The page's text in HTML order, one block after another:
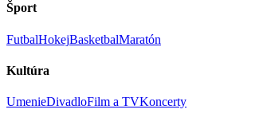
Šport
FutbalHokejBasketbalMaratón
Kultúra
UmenieDivadloFilm a TVKoncerty